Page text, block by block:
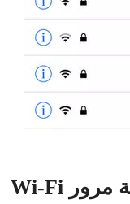
الخيار 4: احصل على كلمة مرور Wi-Fi